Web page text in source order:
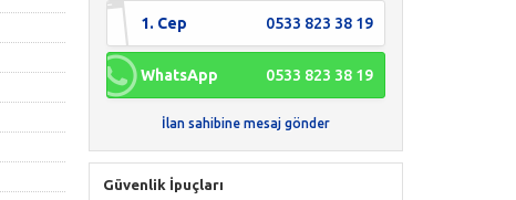
1. Cep 0533 823 38 19
WhatsApp 0533 823 38 19
İlan sahibine mesaj gönder
Güvenlik İpuçları